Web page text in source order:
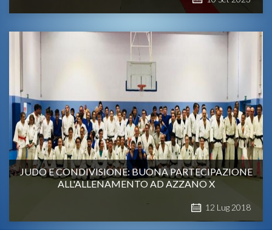
JUDO E CONDIVISIONE: BUONA PARTECIPAZIONE
ALL'ALLENAMENTO AD AZZANO X
12 Lug 2018